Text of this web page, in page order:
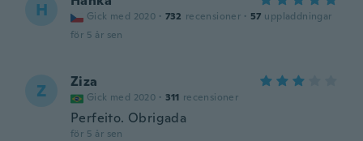
H Gick med 2020 · 732 recensioner · 57 uppladdningar
för 5 år sen
Z Ziza
Gick med 2020 · 311 recensioner
Perfeito. Obrigada
för 5 år sen